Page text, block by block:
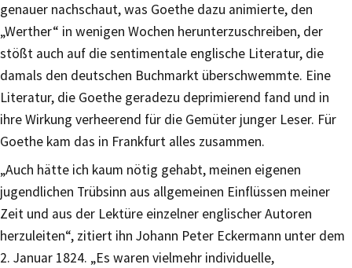
genauer nachschaut, was Goethe dazu animierte, den
„Werther“ in wenigen Wochen herunterzuschreiben, der
stößt auch auf die sentimentale englische Literatur, die
damals den deutschen Buchmarkt überschwemmte. Eine
Literatur, die Goethe geradezu deprimierend fand und in
ihre Wirkung verheerend für die Gemüter junger Leser. Für
Goethe kam das in Frankfurt alles zusammen.
„Auch hätte ich kaum nötig gehabt, meinen eigenen
jugendlichen Trübsinn aus allgemeinen Einflüssen meiner
Zeit und aus der Lektüre einzelner englischer Autoren
herzuleiten“, zitiert ihn Johann Peter Eckermann unter dem
2. Januar 1824. „Es waren vielmehr individuelle,